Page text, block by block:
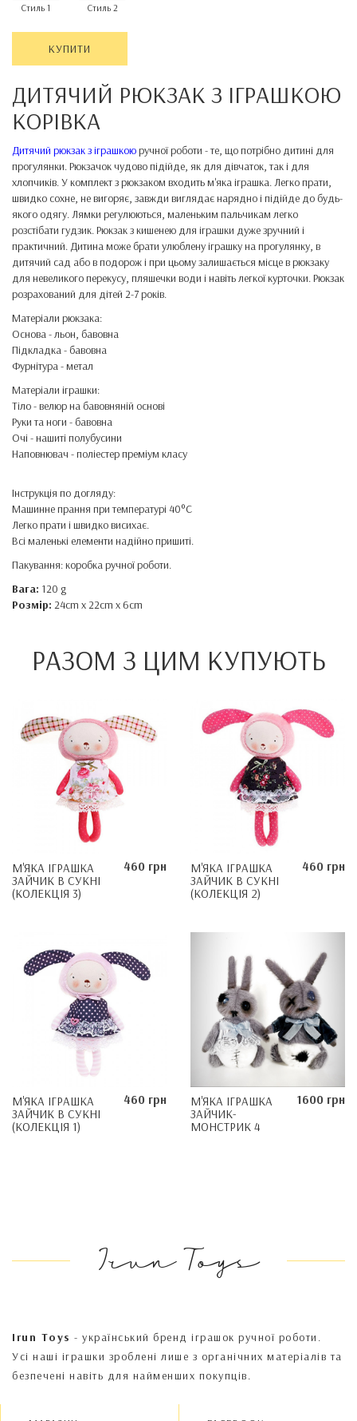
Стиль 1 Стиль 2
КУПИТИ
ДИТЯЧИЙ РЮКЗАК З ІГРАШКОЮ
КОРІВКА
Дитячий рюкзак з іграшкоюручної роботи - те, що потрібно дитині для
прогулянки. Рюкзачок чудово підійде, як для дівчаток, так і для
хлопчиків. У комплект з рюкзаком входить м'яка іграшка. Легко прати,
швидко сохне, не вигоряє, завжди виглядає нарядно і підійде до будь-
якого одягу. Лямки регулюються, маленьким пальчикам легко
розстібати гудзик. Рюкзак з кишенею для іграшки дуже зручний і
практичний. Дитина може брати улюблену іграшку на прогулянку, в
дитячий сад або в подорож і при цьому залишається місце в рюкзаку
для невеликого перекусу, пляшечки води і навіть легкої курточки. Рюкзак
розрахований для дітей 2-7 років.
Матеріали рюкзака:
Основа - льон, бавовна
Підкладка - бавовна
Фурнітура - метал
Матеріали іграшки:
Тіло - велюр на бавовняній основі
Руки та ноги - бавовна
Очі - нашиті полубусини
Наповнювач - поліестер преміум класу
Інструкція по догляду:
Машинне прання при температурі 40°C
Легко прати і швидко висихає.
Всі маленькі елементи надійно пришиті.
Пакування: коробка ручної роботи.
Вага: 120 g
Розмір: 24cm x 22cm x 6cm
РАЗОМ З ЦИМ КУПУЮТЬ
М'ЯКА ІГРАШКА
ЗАЙЧИК В СУКНІ
(КОЛЕКЦІЯ 3)
460 грн
М'ЯКА ІГРАШКА
ЗАЙЧИК В СУКНІ
(КОЛЕКЦІЯ 2)
460 грн
М'ЯКА ІГРАШКА
ЗАЙЧИК В СУКНІ
(КОЛЕКЦІЯ 1)
460 грн
М'ЯКА ІГРАШКА
ЗАЙЧИК-
МОНСТРИК 4
1600 грн
Irun Toys
Irun Toys - український бренд іграшок ручної роботи.
Усі наші іграшки зроблені лише з органічних матеріалів та
безпечені навіть для найменших покупців.